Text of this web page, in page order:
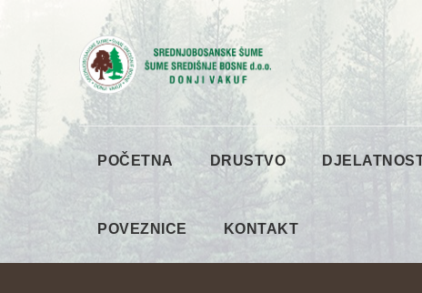
POČETNA DRUSTVO
POVEZNICE KONTAKT